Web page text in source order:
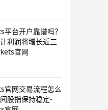
台开户靠谱吗？
利润将增长近三
官网
网交易流程怎么
股指保持稳定-